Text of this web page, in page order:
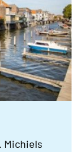
Michiels